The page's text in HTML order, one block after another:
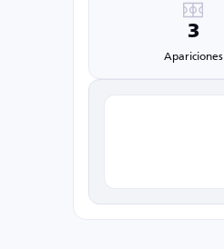
3
Apariciones